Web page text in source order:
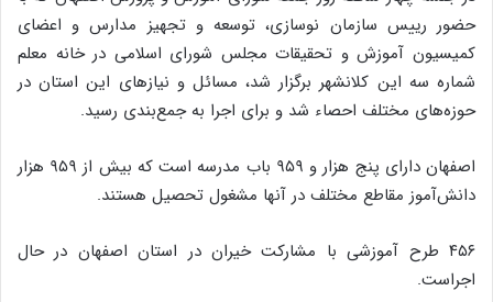
حضور رییس سازمان نوسازی، توسعه و تجهیز مدارس و اعضای
کمیسیون آموزش و تحقیقات مجلس شورای اسلامی در خانه معلم
شماره سه این کلانشهر برگزار شد، مسائل و نیازهای این استان در
حوزه‌های مختلف احصاء شد و برای اجرا به جمع‌بندی رسید.
اصفهان دارای پنج هزار و ۹۵۹ باب مدرسه است که بیش از ۹۵۹ هزار
دانش‌آموز مقاطع مختلف در آنها مشغول تحصیل هستند.
۴۵۶ طرح آموزشی با مشارکت خیران در استان اصفهان در حال
اجراست.